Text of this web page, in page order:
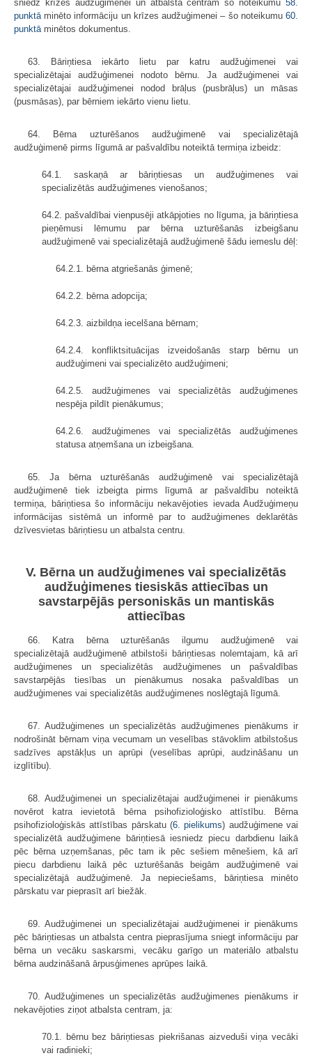
sniedz krīzes audžuģimenei un atbalsta centram šo noteikumu 58.
punktā minēto informāciju un krīzes audžuģimenei – šo noteikumu 60.
punktā minētos dokumentus.
63. Bāriņtiesa iekārto lietu par katru audžuģimenei vai
specializētajai audžuģimenei nodoto bērnu. Ja audžuģimenei vai
specializētajai audžuģimenei nodod brāļus (pusbrāļus) un māsas
(pusmāsas), par bērniem iekārto vienu lietu.
64. Bērna uzturēšanos audžuģimenē vai specializētajā
audžuģimenē pirms līgumā ar pašvaldību noteiktā termiņa izbeidz:
64.1. saskaņā ar bāriņtiesas un audžuģimenes vai
specializētās audžuģimenes vienošanos;
64.2. pašvaldībai vienpusēji atkāpjoties no līguma, ja bāriņtiesa
pieņēmusi lēmumu par bērna uzturēšanās izbeigšanu
audžuģimenē vai specializētajā audžuģimenē šādu iemeslu dēļ:
64.2.1. bērna atgriešanās ģimenē;
64.2.2. bērna adopcija;
64.2.3. aizbildņa iecelšana bērnam;
64.2.4. konfliktsituācijas izveidošanās starp bērnu un
audžuģimeni vai specializēto audžuģimeni;
64.2.5. audžuģimenes vai specializētās audžuģimenes
nespēja pildīt pienākumus;
64.2.6. audžuģimenes vai specializētās audžuģimenes
statusa atņemšana un izbeigšana.
65. Ja bērna uzturēšanās audžuģimenē vai specializētajā
audžuģimenē tiek izbeigta pirms līgumā ar pašvaldību noteiktā
termiņa, bāriņtiesa šo informāciju nekavējoties ievada Audžuģimeņu
informācijas sistēmā un informē par to audžuģimenes deklarētās
dzīvesvietas bāriņtiesu un atbalsta centru.
V. Bērna un audžuģimenes vai specializētās
audžuģimenes tiesiskās attiecības un
savstarpējās personiskās un mantiskās
attiecības
66. Katra bērna uzturēšanās ilgumu audžuģimenē vai
specializētajā audžuģimenē atbilstoši bāriņtiesas nolemtajam, kā arī
audžuģimenes un specializētās audžuģimenes un pašvaldības
savstarpējās tiesības un pienākumus nosaka pašvaldības un
audžuģimenes vai specializētās audžuģimenes noslēgtajā līgumā.
67. Audžuģimenes un specializētās audžuģimenes pienākums ir
nodrošināt bērnam viņa vecumam un veselības stāvoklim atbilstošus
sadzīves apstākļus un aprūpi (veselības aprūpi, audzināšanu un
izglītību).
68. Audžuģimenei un specializētajai audžuģimenei ir pienākums
novērot katra ievietotā bērna psihofizioloģisko attīstību. Bērna
psihofizioloģiskās attīstības pārskatu (6. pielikums) audžuģimene vai
specializētā audžuģimene bāriņtiesā iesniedz piecu darbdienu laikā
pēc bērna uzņemšanas, pēc tam ik pēc sešiem mēnešiem, kā arī
piecu darbdienu laikā pēc uzturēšanās beigām audžuģimenē vai
specializētajā audžuģimenē. Ja nepieciešams, bāriņtiesa minēto
pārskatu var pieprasīt arī biežāk.
69. Audžuģimenei un specializētajai audžuģimenei ir pienākums
pēc bāriņtiesas un atbalsta centra pieprasījuma sniegt informāciju par
bērna un vecāku saskarsmi, vecāku garīgo un materiālo atbalstu
bērna audzināšanā ārpusģimenes aprūpes laikā.
70. Audžuģimenes un specializētās audžuģimenes pienākums ir
nekavējoties ziņot atbalsta centram, ja:
70.1. bērnu bez bāriņtiesas piekrišanas aizveduši viņa vecāki
vai radinieki;